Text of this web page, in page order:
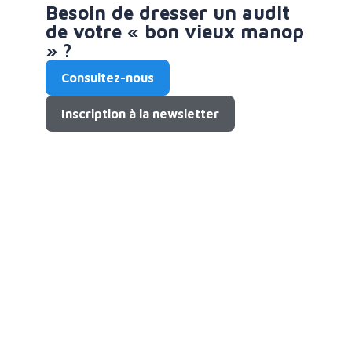
Besoin de dresser un audit
de votre « bon vieux manop
» ?
Consultez-nous
Inscription à la newsletter